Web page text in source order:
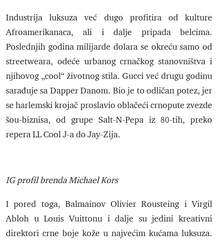
Industrija luksuza već dugo profitira od kulture
Afroamerikanaca, ali i dalje pripada belcima.
Poslednjih godina milijarde dolara se okreću samo od
streetweara, odeće urbanog crnačkog stanovništva i
njihovog „cool“ životnog stila. Gucci već drugu godinu
sarađuje sa Dapper Danom. Bio je to odličan potez, jer
se harlemski krojač proslavio oblačeći crnopute zvezde
šou-biznisa, od grupe Salt-N-Pepa iz 80-tih, preko
repera LL Cool J-a do Jay-Zija.
IG profil brenda Michael Kors
I pored toga, Balmainov Olivier Rousteing i Virgil
Abloh u Louis Vuittonu i dalje su jedini kreativni
direktori crne boje kože u najvećim kućama luksuza.